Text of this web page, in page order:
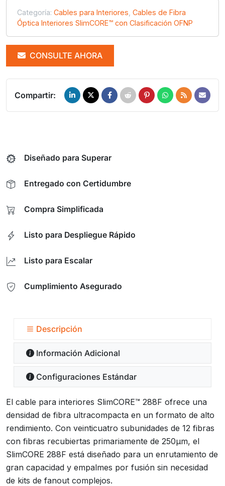
Categoría: Cables para Interiores Cables de Fibra
Óptica Interiores SlimCORE™ con Clasificación OFNP
CONSULTE AHORA
Compartir:
Diseñado para Superar
Entregado con Certidumbre
Compra Simplificada
Listo para Despliegue Rápido
Listo para Escalar
Cumplimiento Asegurado
Descripción
Información Adicional
Configuraciones Estándar
El cable para interiores SlimCORE™ 288F ofrece una
densidad de fibra ultracompacta en un formato de alto
rendimiento. Con veinticuatro subunidades de 12 fibras
con fibras recubiertas primariamente de 250µm, el
SlimCORE 288F está diseñado para un enrutamiento de
gran capacidad y empalmes por fusión sin necesidad
de kits de fanout complejos.